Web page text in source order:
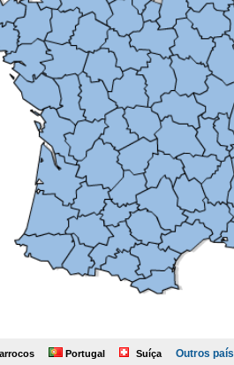
Portugal Suíça Outros